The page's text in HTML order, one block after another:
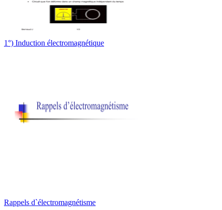
1°) Induction électromagnétique
Rappels d`électromagnétisme